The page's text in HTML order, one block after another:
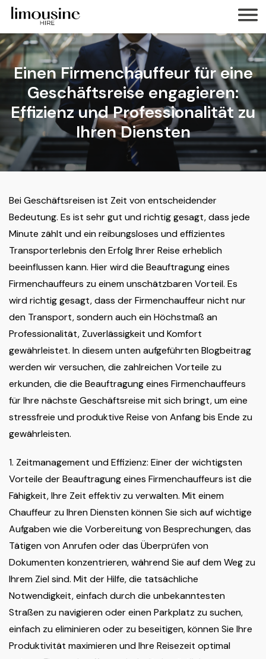
Einen Firmenchauffeur für eine
Geschäftsreise engagieren:
Effizienz und Professionalität zu
Ihren Diensten
Bei Geschäftsreisen ist Zeit von entscheidender
Bedeutung. Es ist sehr gut und richtig gesagt, dass jede
Minute zählt und ein reibungsloses und effizientes
Transporterlebnis den Erfolg Ihrer Reise erheblich
beeinflussen kann. Hier wird die Beauftragung eines
Firmenchauffeurs zu einem unschätzbaren Vorteil. Es
wird richtig gesagt, dass der Firmenchauffeur nicht nur
den Transport, sondern auch ein Höchstmaß an
Professionalität, Zuverlässigkeit und Komfort
gewährleistet. In diesem unten aufgeführten Blogbeitrag
werden wir versuchen, die zahlreichen Vorteile zu
erkunden, die die Beauftragung eines Firmenchauffeurs
für Ihre nächste Geschäftsreise mit sich bringt, um eine
stressfreie und produktive Reise von Anfang bis Ende zu
gewährleisten.
1. Zeitmanagement und Effizienz: Einer der wichtigsten
Vorteile der Beauftragung eines Firmenchauffeurs ist die
Fähigkeit, Ihre Zeit effektiv zu verwalten. Mit einem
Chauffeur zu Ihren Diensten können Sie sich auf wichtige
Aufgaben wie die Vorbereitung von Besprechungen, das
Tätigen von Anrufen oder das Überprüfen von
Dokumenten konzentrieren, während Sie auf dem Weg zu
Ihrem Ziel sind. Mit der Hilfe, die tatsächliche
Notwendigkeit, einfach durch die unbekanntesten
Straßen zu navigieren oder einen Parkplatz zu suchen,
einfach zu eliminieren oder zu beseitigen, können Sie Ihre
Produktivität maximieren und Ihre Reisezeit optimal